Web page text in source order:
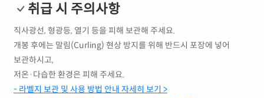
취급 시 주의사항
직사광선, 형광등, 열기 등을 피해 보관해 주세요.
개봉 후에는 말림(Curling) 현상 방지를 위해 반드시 포장에 넣어
보관하시고,
저온·다습한 환경은 피해 주세요.
- 라벨지 보관 및 사용 방법 안내 자세히 보기 >